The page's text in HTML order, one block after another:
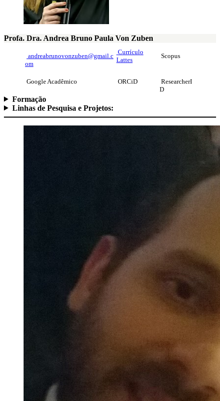
Profa. Dra. Andrea Bruno Paula Von Zuben
andreabrunovonzuben@gmail.c
om
Currículo
Lattes
Scopus
Google Acadêmico ORCiD
ResearcherI
D
Formação
Linhas de Pesquisa e Projetos: